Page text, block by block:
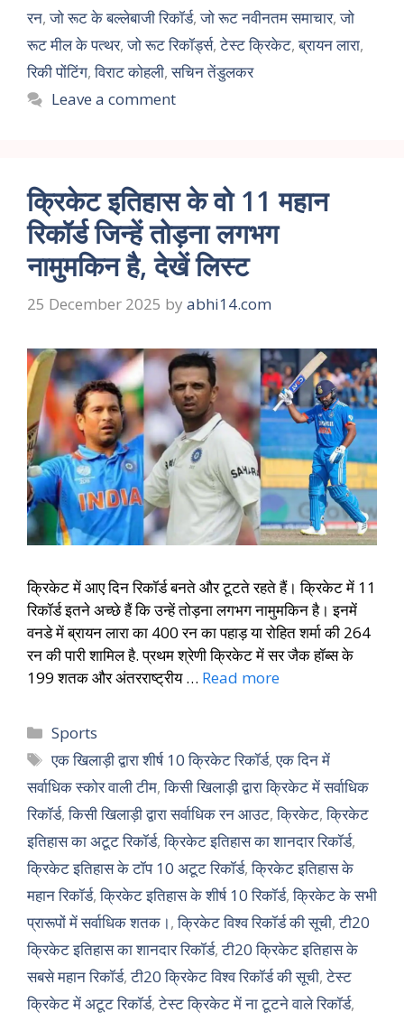
रन,जो रूट के बल्लेबाजी रिकॉर्ड,जो रूट नवीनतम समाचार,जो
रूट मील के पत्थर,जो रूट रिकॉर्ड्स,टेस्ट क्रिकेट,ब्रायन लारा,
रिकी पोंटिंग,विराट कोहली,सचिन तेंडुलकर
Leave a comment
क्रिकेट इतिहास के वो 11 महान
रिकॉर्ड जिन्हें तोड़ना लगभग
नामुमकिन है, देखें लिस्ट
25 December 2025 by abhi14.com
क्रिकेट में आए दिन रिकॉर्ड बनते और टूटते रहते हैं। क्रिकेट में 11
रिकॉर्ड इतने अच्छे हैं कि उन्हें तोड़ना लगभग नामुमकिन है। इनमें
वनडे में ब्रायन लारा का 400 रन का पहाड़ या रोहित शर्मा की 264
रन की पारी शामिल है. प्रथम श्रेणी क्रिकेट में सर जैक हॉब्स के
199 शतक और अंतरराष्ट्रीय … Read more
Sports
एक खिलाड़ी द्वारा शीर्ष 10 क्रिकेट रिकॉर्ड,एक दिन में
सर्वाधिक स्कोर वाली टीम,किसी खिलाड़ी द्वारा क्रिकेट में सर्वाधिक
रिकॉर्ड,किसी खिलाड़ी द्वारा सर्वाधिक रन आउट,क्रिकेट,क्रिकेट
इतिहास का अटूट रिकॉर्ड,क्रिकेट इतिहास का शानदार रिकॉर्ड,
क्रिकेट इतिहास के टॉप 10 अटूट रिकॉर्ड,क्रिकेट इतिहास के
महान रिकॉर्ड,क्रिकेट इतिहास के शीर्ष 10 रिकॉर्ड,क्रिकेट के सभी
प्रारूपों में सर्वाधिक शतक।,क्रिकेट विश्व रिकॉर्ड की सूची,टी20
क्रिकेट इतिहास का शानदार रिकॉर्ड,टी20 क्रिकेट इतिहास के
सबसे महान रिकॉर्ड,टी20 क्रिकेट विश्व रिकॉर्ड की सूची,टेस्ट
क्रिकेट में अटूट रिकॉर्ड,टेस्ट क्रिकेट में ना टूटने वाले रिकॉर्ड,